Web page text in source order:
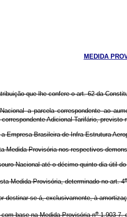
MEDIDA
que lhe confere o art. 62 da
a parcela correspondente ao
Adicional Tarifário, previsto
Empresa Brasileira de Infra-Estrutura
Medida Provisória nos respectivos
Nacional até o décimo quinto dia útil
Medida Provisória, determinado no art. 4o
destinar-se-á, exclusivamente, à
base na Medida Provisória no1.903-7,